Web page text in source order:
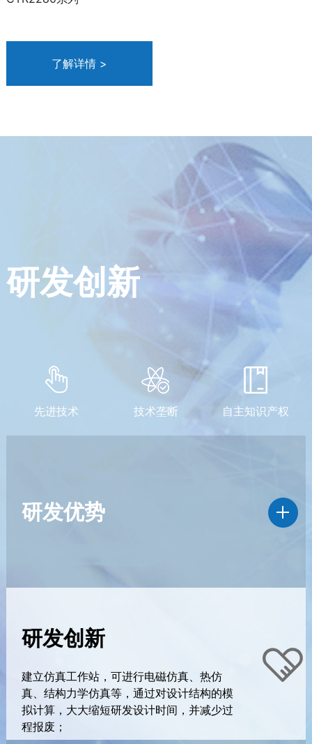
了解详情 >
研发创新
先进技术 技术垄断 自主知识产权
研发优势
研发创新
建立仿真工作站，可进行电磁仿真、热仿
真、结构力学仿真等，通过对设计结构的模
拟计算，大大缩短研发设计时间，并减少过
程报废；